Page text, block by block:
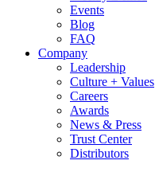
Events
Blog
FAQ
Company
Leadership
Culture + Values
Careers
Awards
News & Press
Trust Center
Distributors